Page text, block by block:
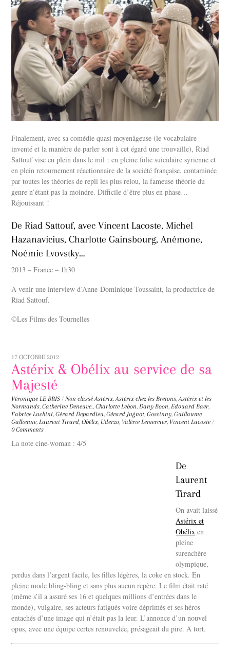
Finalement, avec sa comédie quasi moyenâgeuse (le vocabulaire
inventé et la manière de parler sont à cet égard une trouvaille), Riad
Sattouf vise en plein dans le mil : en pleine folie suicidaire syrienne et
en plein retournement réactionnaire de la société française, contaminée
par toutes les théories de repli les plus relou, la fameuse théorie du
genre n’étant pas la moindre. Difficile d’être plus en phase…
Réjouissant !
De Riad Sattouf, avec Vincent Lacoste, Michel
Hazanavicius, Charlotte Gainsbourg, Anémone,
Noémie Lvovstky…
2013 – France – 1h30
A venir une interview d’Anne-Dominique Toussaint, la productrice de
Riad Sattouf.
©Les Films des Tournelles
17 OCTOBRE 2012
Astérix & Obélix au service de sa
Majesté
Véronique LE BRIS / Non classé Astérix,Astérix chez les Bretons,Astérix et les
Normands,Catherine Deneuve.,Charlotte Lebon,Dany Boon,Edouard Baer,
Fabrice Luchini,Gérard Depardieu,Gérard Jugnot,Goscinny,Guillaume
Gallienne,Laurent Tirard,Obélix, Uderzo, Valérie Lemercier, Vincent Lacoste /
0 Comments
La note cine-woman : 4/5
De
Laurent
Tirard
On avait laissé
Astérix et
Obélix en
pleine
surenchère
olympique,
perdus dans l’argent facile, les filles légères, la coke en stock. En
pleine mode bling-bling et sans plus aucun repère. Le film était raté
(même s’il a assuré ses 16 et quelques millions d’entrées dans le
monde), vulgaire, ses acteurs fatigués voire déprimés et ses héros
entachés d’une image qui n’était pas la leur. L’annonce d’un nouvel
opus, avec une équipe certes renouvelée, présageait du pire. A tort.